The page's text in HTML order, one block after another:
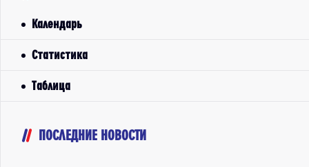
Календарь
Статистика
Таблица
ПОСЛЕДНИЕ НОВОСТИ